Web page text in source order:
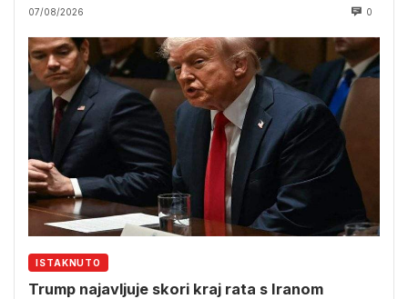
07/08/2026 0
ISTAKNUTO
Trump najavljuje skori kraj rata s Iranom